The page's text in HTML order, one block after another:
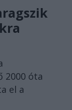
2000 óta
el a